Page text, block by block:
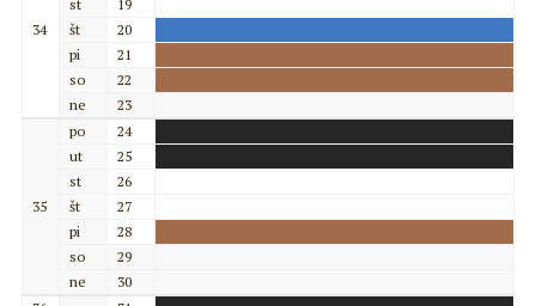
34
st
19
št
20
pi
21
so
22
ne
23
35
po
24
ut
25
st
26
št
27
pi
28
so
29
ne
30